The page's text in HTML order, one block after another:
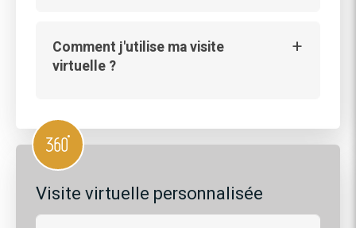
Comment j'utilise ma visite
virtuelle ?
Visite virtuelle personnalisée